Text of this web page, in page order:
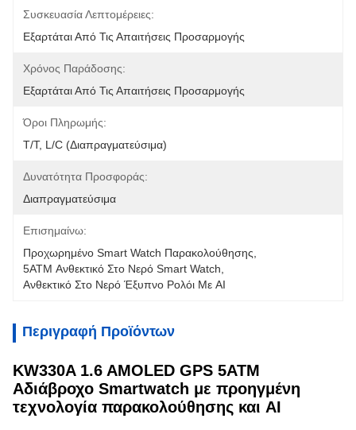
Συσκευασία Λεπτομέρειες:
Εξαρτάται Από Τις Απαιτήσεις Προσαρμογής
Χρόνος Παράδοσης:
Εξαρτάται Από Τις Απαιτήσεις Προσαρμογής
Όροι Πληρωμής:
T/T, L/C (διαπραγματεύσιμα)
Δυνατότητα Προσφοράς:
Διαπραγματεύσιμα
Επισημαίνω:
Προχωρημένο Smart Watch Παρακολούθησης
5ATM Ανθεκτικό Στο Νερό Smart Watch
Ανθεκτικό Στο Νερό Έξυπνο Ρολόι Με AI
Περιγραφή Προϊόντων
KW330A 1.6 AMOLED GPS 5ATM
Αδιάβροχο Smartwatch με προηγμένη
τεχνολογία παρακολούθησης και AI